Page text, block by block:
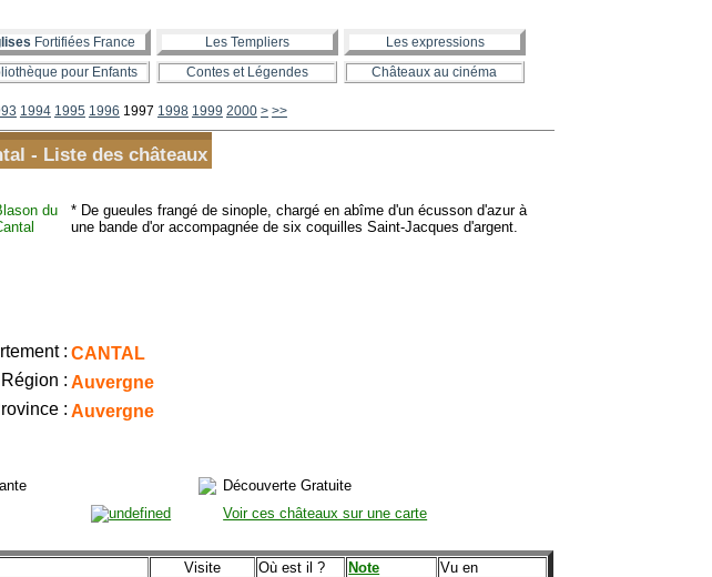
Fortifiées France Les Templiers
Les expressions
pour Enfants Contes et Légendes Châteaux au cinéma
1994 1995 1996 1997 1998 1999 2000 2100
2200
2300
2400
2500
2600
2700
2800
2900
3000
3100
3200
3300
3400
3500
3600
3700
3800
3900
4000
4100
4200
4300
4400
4500
4600
4700
4800
4900
5000
5100
5200
5300
5400
5500
5600
> >>
- Liste des châteaux
* De gueules frangé de sinople, chargé en abîme d'un écusson d'azur à
une bande d'or accompagnée de six coquilles Saint-Jacques d'argent.
: CANTAL
Région : Auvergne
: Auvergne
Découverte Gratuite
Voir ces châteaux sur une carte
Visite Où est il ? Note
Vu en